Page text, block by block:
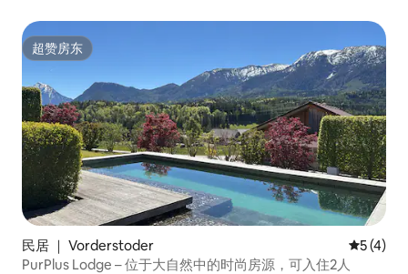
超赞房东
超赞房东
民居 ｜ Vorderstoder 平均评分
5 (4)
PurPlus Lodge – 位于大自然中的时尚房源，可入住2人